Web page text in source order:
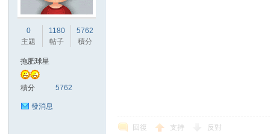
0
主題
1180
帖子
5762
積分
拖肥球星
積分 5762
發消息
回復 支持 反對